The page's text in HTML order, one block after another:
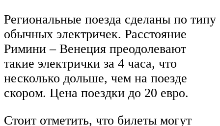
Региональные поезда сделаны по типу
обычных электричек. Расстояние
Римини – Венеция преодолевают
такие электрички за 4 часа, что
несколько дольше, чем на поезде
скором. Цена поездки до 20 евро.
Стоит отметить, что билеты могут